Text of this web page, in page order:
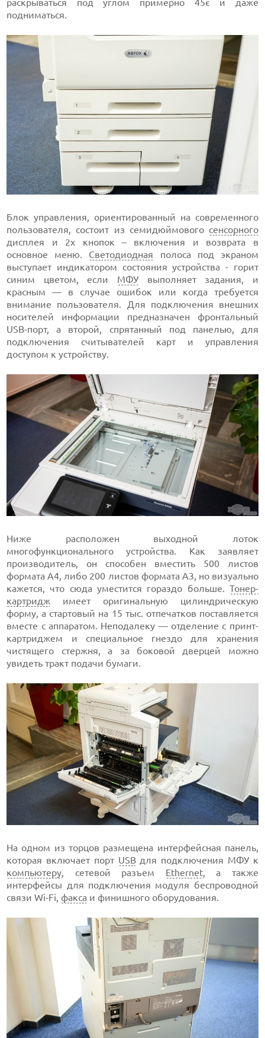
раскрываться под углом примерно 45є и даже
подниматься.
Блок управления, ориентированный на современного
пользователя, состоит из семидюймового сенсорного
дисплея и 2х кнопок – включения и возврата в
основное меню. Светодиодная полоса под экраном
выступает индикатором состояния устройства - горит
синим цветом, если МФУ выполняет задания, и
красным — в случае ошибок или когда требуется
внимание пользователя. Для подключения внешних
носителей информации предназначен фронтальный
USB-порт, а второй, спрятанный под панелью, для
подключения считывателей карт и управления
доступом к устройству.
Ниже расположен выходной лоток
многофункционального устройства. Как заявляет
производитель, он способен вместить 500 листов
формата А4, либо 200 листов формата А3, но визуально
кажется, что сюда уместится гораздо больше. Тонер-
картридж имеет оригинальную цилиндрическую
форму, а стартовый на 15 тыс. отпечатков поставляется
вместе с аппаратом. Неподалеку — отделение с принт-
картриджем и специальное гнездо для хранения
чистящего стержня, а за боковой дверцей можно
увидеть тракт подачи бумаги.
На одном из торцов размещена интерфейсная панель,
которая включает порт USBдля подключения МФУ к
компьютеру, сетевой разъем Ethernet, а также
интерфейсы для подключения модуля беспроводной
связи Wi-Fi,факса и финишного оборудования.